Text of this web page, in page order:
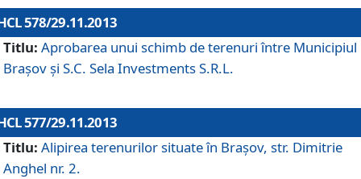
578/29.11.2013
Titlu: Aprobarea unui schimb de terenuri între Municipiul
Braşov şi S.C. Sela Investments S.R.L.
577/29.11.2013
Titlu: Alipirea terenurilor situate în Braşov, str. Dimitrie
Anghel nr. 2.